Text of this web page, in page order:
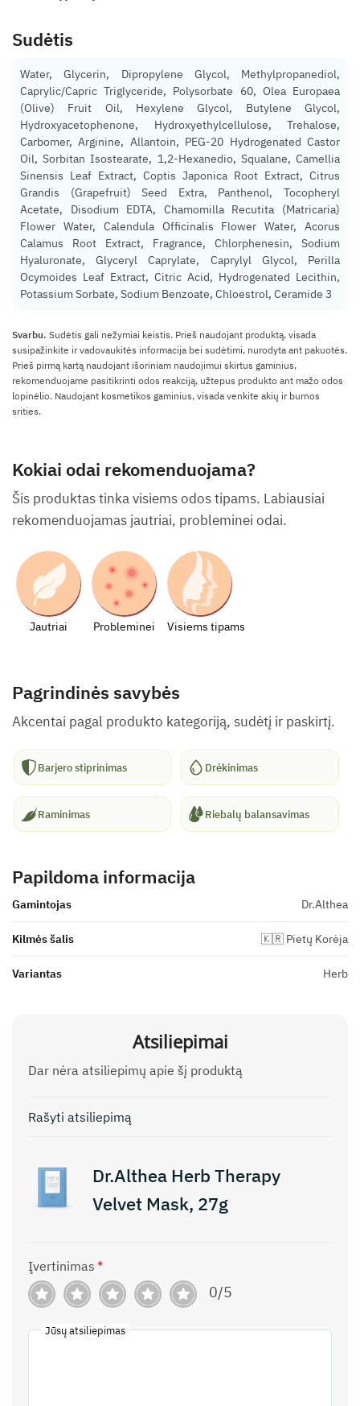
Sudėtis
Water, Glycerin, Dipropylene Glycol, Methylpropanediol,
Caprylic/Capric Triglyceride, Polysorbate 60, Olea Europaea
(Olive) Fruit Oil, Hexylene Glycol, Butylene Glycol,
Hydroxyacetophenone, Hydroxyethylcellulose, Trehalose,
Carbomer, Arginine, Allantoin, PEG-20 Hydrogenated Castor
Oil, Sorbitan Isostearate, 1,2-Hexanedio, Squalane, Camellia
Sinensis Leaf Extract, Coptis Japonica Root Extract, Citrus
Grandis (Grapefruit) Seed Extra, Panthenol, Tocopheryl
Acetate, Disodium EDTA, Chamomilla Recutita (Matricaria)
Flower Water, Calendula Officinalis Flower Water, Acorus
Calamus Root Extract, Fragrance, Chlorphenesin, Sodium
Hyaluronate, Glyceryl Caprylate, Caprylyl Glycol, Perilla
Ocymoides Leaf Extract, Citric Acid, Hydrogenated Lecithin,
Potassium Sorbate, Sodium Benzoate, Chloestrol, Ceramide 3
Svarbu. Sudėtis gali nežymiai keistis. Prieš naudojant produktą, visada
susipažinkite ir vadovaukitės informacija bei sudėtimi, nurodyta ant pakuotės.
Prieš pirmą kartą naudojant išoriniam naudojimui skirtus gaminius,
rekomenduojame pasitikrinti odos reakciją, užtepus produkto ant mažo odos
lopinėlio. Naudojant kosmetikos gaminius, visada venkite akių ir burnos
srities.
Kokiai odai rekomenduojama?
Šis produktas tinka visiems odos tipams. Labiausiai
rekomenduojamas jautriai, probleminei odai.
Jautriai Probleminei Visiems tipams
Pagrindinės savybės
Akcentai pagal produkto kategoriją, sudėtį ir paskirtį.
Barjero stiprinimas Drėkinimas
Raminimas Riebalų balansavimas
Papildoma informacija
Gamintojas Dr.Althea
Kilmės šalis 🇰🇷 Pietų Korėja
Variantas Herb
Atsiliepimai
Dar nėra atsiliepimų apie šį produktą
Rašyti atsiliepimą
Dr.Althea Herb Therapy
Velvet Mask, 27g
Įvertinimas *
0/5
Jūsų atsiliepimas